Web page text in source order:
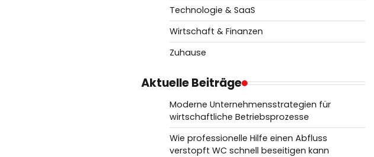
Technologie & SaaS
Wirtschaft & Finanzen
Zuhause
Aktuelle Beiträge
Moderne Unternehmensstrategien für
wirtschaftliche Betriebsprozesse
Wie professionelle Hilfe einen Abfluss
verstopft WC schnell beseitigen kann